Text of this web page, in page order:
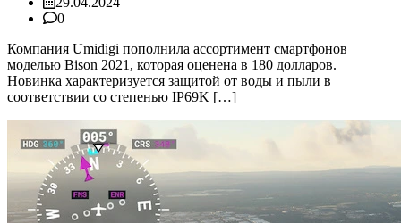
0
Компания Umidigi пополнила ассортимент смартфонов
моделью Bison 2021, которая оценена в 180 долларов.
Новинка характеризуется защитой от воды и пыли в
соответствии со степенью IP69K […]